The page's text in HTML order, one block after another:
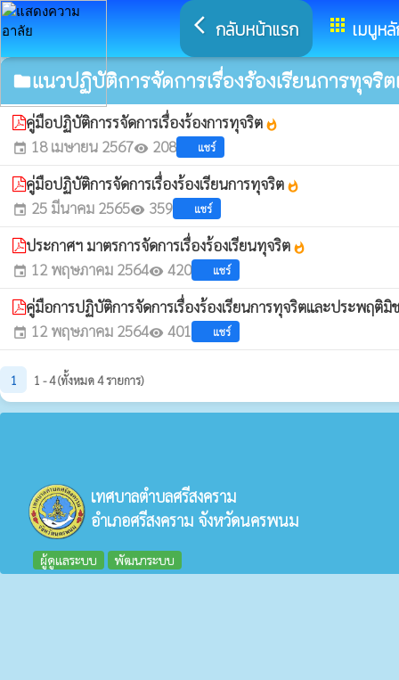
arrow_back_ios กลับหน้าแรก appsเมนูห
folderแนวปฏิบัติการจัดการเรื่องร้องเรียนการทุจ
คู่มือปฏิบัติการรจัดการเรื่องร้องการทุจริต whatshot
event 18 เมษายน 2567visibility 208 แชร์
คู่มือปฏิบัติการจัดการเรื่องร้องเรียนการทุจริต whatshot
event 25 มีนาคม 2565visibility 359 แชร์
ประกาศฯ มาตรการจัดการเรื่องร้องเรียนทุจริต whatshot
event 12 พฤษภาคม 2564visibility 420 แชร์
คู่มือการปฏิบัติการจัดการเรื่องร้องเรียนการทุจริตและประพฤติ
event 12 พฤษภาคม 2564visibility 401 แชร์
1 1 - 4 (ทั้งหมด 4 รายการ)
เทศบาลตำบลศรีสงคราม
อำเภอศรีสงคราม จังหวัดนครพนม
ผู้ดูแลระบบ พัฒนาระบบ